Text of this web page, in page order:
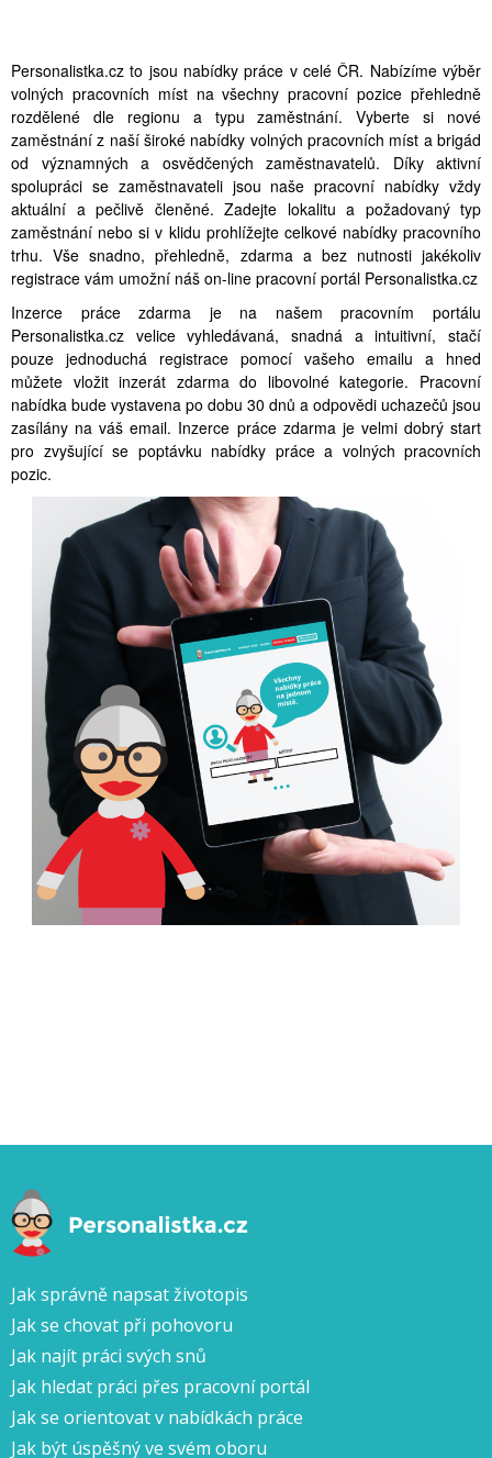
Personalistka.cz to jsou nabídky práce v celé ČR. Nabízíme výběr
volných pracovních míst na všechny pracovní pozice přehledně
rozdělené dle regionu a typu zaměstnání. Vyberte si nové
zaměstnání z naší široké nabídky volných pracovních míst a brigád
od významných a osvědčených zaměstnavatelů. Díky aktivní
spolupráci se zaměstnavateli jsou naše pracovní nabídky vždy
aktuální a pečlivě členěné. Zadejte lokalitu a požadovaný typ
zaměstnání nebo si v klidu prohlížejte celkové nabídky pracovního
trhu. Vše snadno, přehledně, zdarma a bez nutnosti jakékoliv
registrace vám umožní náš on-line pracovní portál Personalistka.cz
Inzerce práce zdarma je na našem pracovním portálu
Personalistka.cz velice vyhledávaná, snadná a intuitivní, stačí
pouze jednoduchá registrace pomocí vašeho emailu a hned
můžete vložit inzerát zdarma do libovolné kategorie. Pracovní
nabídka bude vystavena po dobu 30 dnů a odpovědi uchazečů jsou
zasílány na váš email. Inzerce práce zdarma je velmi dobrý start
pro zvyšující se poptávku nabídky práce a volných pracovních
pozic.
Jak správně napsat životopis
Jak se chovat při pohovoru
Jak najít práci svých snů
Jak hledat práci přes pracovní portál
Jak se orientovat v nabídkách práce
Jak být úspěšný ve svém oboru